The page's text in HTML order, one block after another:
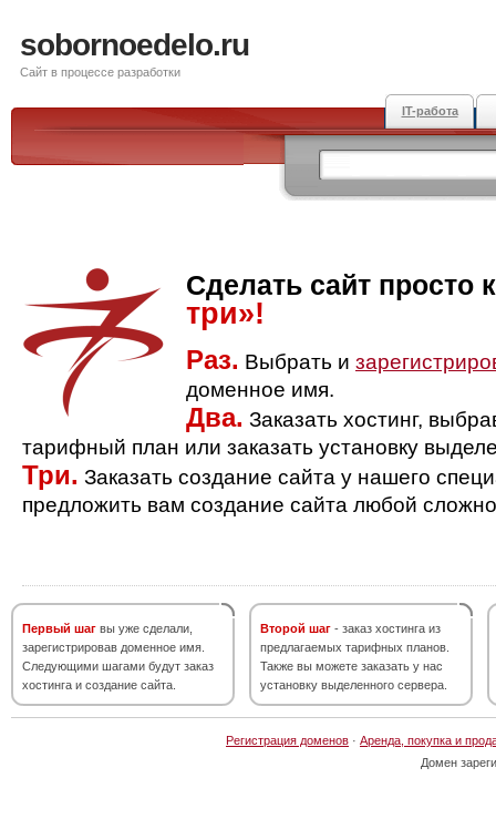
sobornoedelo.ru
Сайт в процессе разработки
IT-работа
Сделать сайт просто
три»!
Раз. Выбрать и
доменное имя.
Два. Заказать хостинг,
тарифный план или заказать установку
Три. Заказать создание сайта у нашего
предложить вам создание сайта любой
Первый шаг вы уже сделали,
зарегистрировав доменное имя.
Следующими шагами будут заказ
хостинга и создание сайта.
Второй шаг - заказ хостинга из
предлагаемых тарифных планов.
Также вы можете заказать у нас
установку выделенного сервера.
Регистрация доменов · Аренда, покупка и
Домен